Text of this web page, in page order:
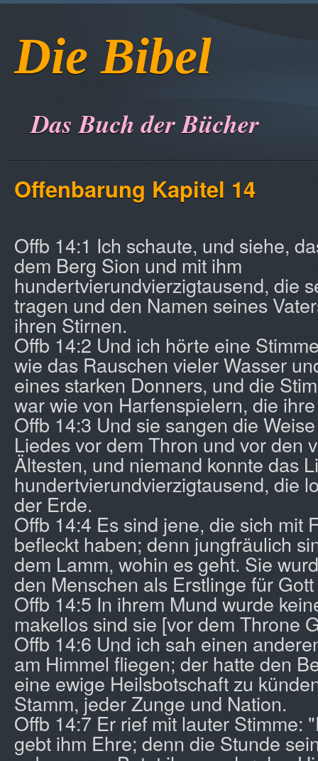
Die Bibel
Das Buch der Bücher
Offenbarung Kapitel 14
Offb 14:1 Ich schaute, und siehe,
dem Berg Sion und mit ihm
hundertvierundvierzigtausend, die
tragen und den Namen seines
ihren Stirnen.
Offb 14:2 Und ich hörte eine
wie das Rauschen vieler Wasser
eines starken Donners, und die
war wie von Harfenspielern, die
Offb 14:3 Und sie sangen die
Liedes vor dem Thron und vor den
Ältesten, und niemand konnte das
hundertvierundvierzigtausend, die
der Erde.
Offb 14:4 Es sind jene, die sich mit
befleckt haben; denn jungfräulich
dem Lamm, wohin es geht. Sie
den Menschen als Erstlinge für
Offb 14:5 In ihrem Mund wurde
makellos sind sie [vor dem Throne
Offb 14:6 Und ich sah einen
am Himmel fliegen; der hatte den
eine ewige Heilsbotschaft zu
Stamm, jeder Zunge und Nation.
Offb 14:7 Er rief mit lauter Stimme:
gebt ihm Ehre; denn die Stunde